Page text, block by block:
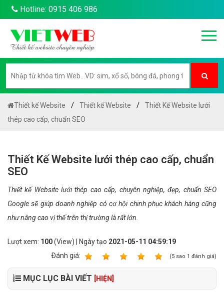
Hotline: 0915 406 986
Thiết kế Website Thiết kế Website
Thiết Kế Website lưới
thép cao cấp, chuẩn SEO
Thiết Kế Website lưới thép cao cấp, chuẩn
SEO
Thiết kế Website lưới thép cao cấp, chuyên nghiệp, đẹp, chuẩn SEO
Google sẽ giúp doanh nghiệp có cơ hội chinh phục khách hàng cũng
như nâng cao vị thế trên thị trường là rất lớn.
Lượt xem: 100(View) | Ngày tạo 2021-05-11 04:59:19
Ðánh giá:
(5 sao 1 đánh giá)
MỤC LỤC BÀI VIẾT [HIỆN]